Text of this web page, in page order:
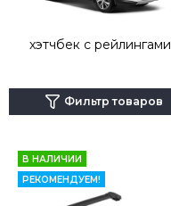
хэтчбек с рейлингами
Фильтр товаров
В НАЛИЧИИ
РЕКОМЕНДУЕМ!